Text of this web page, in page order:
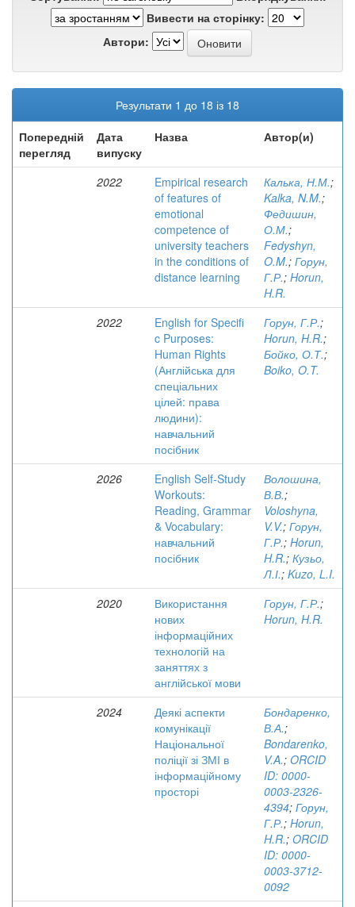
Вивести на сторінку:
Автори:
Результати 1 до 18 із 18
Попередній
перегляд
Дата
випуску
Назва Автор(и)
2022
Empirical research
of features of
emotional
competence of
university teachers
in the conditions of
distance learning
Калька, Н.М.;
Kalka, N.M.;
Федишин,
О.М.;
Fedyshyn,
O.M.; Горун,
Г.Р.; Horun,
H.R.
2022
English for Specifi
c Purposes:
Human Rights
(Англійська для
спеціальних
цілей: права
людини):
навчальний
посібник
Горун, Г.Р.;
Horun, H.R.;
Бойко, О.Т.;
Boiko, O.T.
2026
English Self-Study
Workouts:
Reading, Grammar
& Vocabulary:
навчальний
посібник
Волошина,
В.В.;
Voloshyna,
V.V.; Горун,
Г.Р.; Horun,
H.R.; Кузьо,
Л.І.; Kuzo, L.I.
2020
Використання
нових
інформаційних
технологій на
заняттях з
англійської мови
Горун, Г.Р.;
Horun, H.R.
2024
Деякі аспекти
комунікації
Національної
поліції зі ЗМІ в
інформаційному
просторі
Бондаренко,
В.А.;
Bondarenko,
V.A.; ORCID
ID: 0000-
0003-2326-
4394; Горун,
Г.Р.; Horun,
H.R.; ORCID
ID: 0000-
0003-3712-
0092